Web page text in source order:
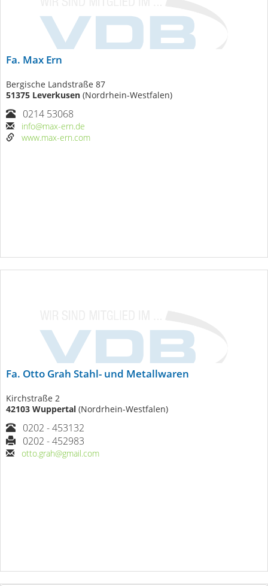
Fa. Max Ern
Bergische Landstraße 87
51375 Leverkusen (Nordrhein-Westfalen)
0214 53068
info@max-ern.de
www.max-ern.com
Fa. Otto Grah Stahl- und Metallwaren
Kirchstraße 2
42103 Wuppertal (Nordrhein-Westfalen)
0202 - 453132
0202 - 452983
otto.grah@gmail.com